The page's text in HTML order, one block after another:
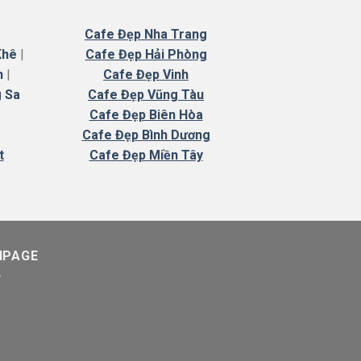
|
|
Sa
Cafe Đẹp Nha Trang
Cafe Đẹp Hải Phòng
Cafe Đẹp Vinh
Cafe Đẹp Vũng Tàu
Cafe Đẹp Biên Hòa
Cafe Đẹp Bình Dương
Cafe Đẹp Miền Tây